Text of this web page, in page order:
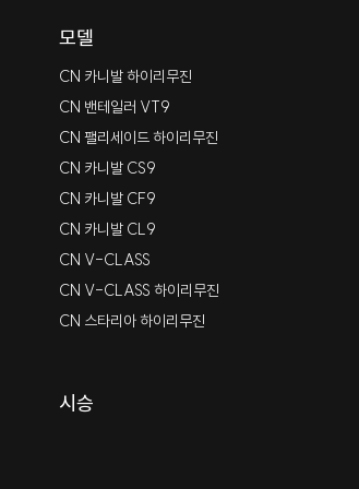
모델
CN 카니발 하이리무진
CN 밴테일러 VT9
CN 팰리세이드 하이리무진
CN 카니발 CS9
CN 카니발 CF9
CN 카니발 CL9
CN V-CLASS
CN V-CLASS 하이리무진
CN 스타리아 하이리무진
시승